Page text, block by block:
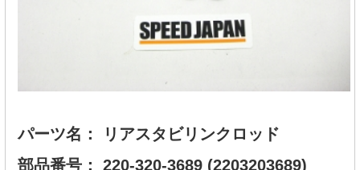
パーツ名： リアスタビリンクロッド
部品番号： 220-320-3689 (2203203689)